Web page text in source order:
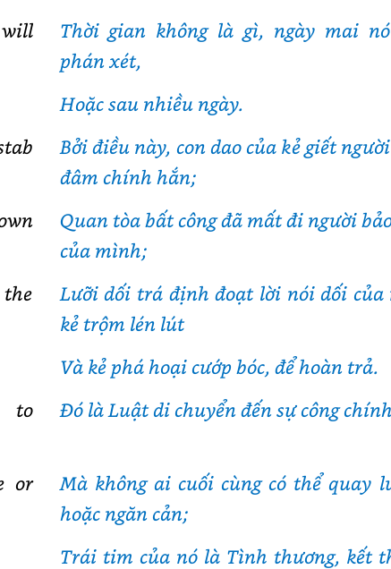
Thời gian không là gì, ngày mai
phán xét,
Hoặc sau nhiều ngày.
Bởi điều này, con dao của kẻ giết
đâm chính hắn;
Quan tòa bất công đã mất đi người
của mình;
Lưỡi dối trá định đoạt lời nói dối của
kẻ trộm lén lút
Và kẻ phá hoại cướp bóc, để hoàn trả.
to
Đó là Luật di chuyển đến sự công
or
Mà không ai cuối cùng có thể quay
hoặc ngăn cản;
Trái tim của nó là Tình thương, kết